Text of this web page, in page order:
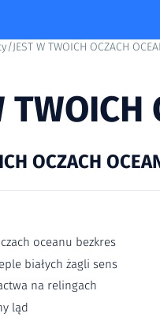
/JEST W TWOICH OCZACH
TWOICH
OCZACH
oceanu bezkres
białych żagli sens
na relingach
ląd